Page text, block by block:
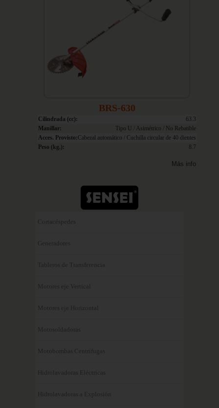
BRS-630
Cilindrada (cc):
63.3
Manillar:
Tipo U / Asimétrico / No Rebatible
Acces. Provisto:Cabezal automático / Cuchilla circular de 40 dientes
Peso (kg.):
8.7
Más info
Cortacéspedes
Generadores
Tableros de Transferencia
Motores eje Vertical
Motores eje Horizontal
Motosoldadoras
Motobombas Centrífugas
Hidrolavadoras Eléctricas
Hidrolavadoras a Explosión